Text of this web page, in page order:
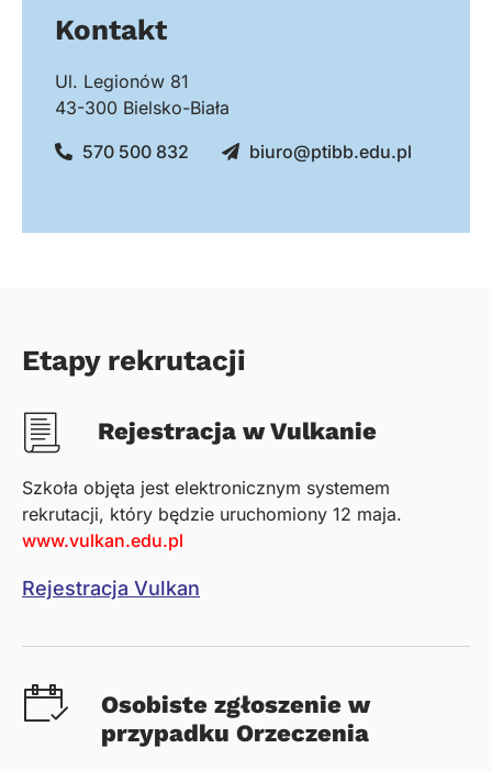
Kontakt
Ul. Legionów 81
43-300 Bielsko-Biała
570 500 832
biuro@ptibb.edu.pl
Etapy rekrutacji
Rejestracja w Vulkanie
Szkoła objęta jest elektronicznym systemem
rekrutacji, który będzie uruchomiony 12 maja.
www.vulkan.edu.pl
Rejestracja Vulkan
Osobiste zgłoszenie w
przypadku Orzeczenia